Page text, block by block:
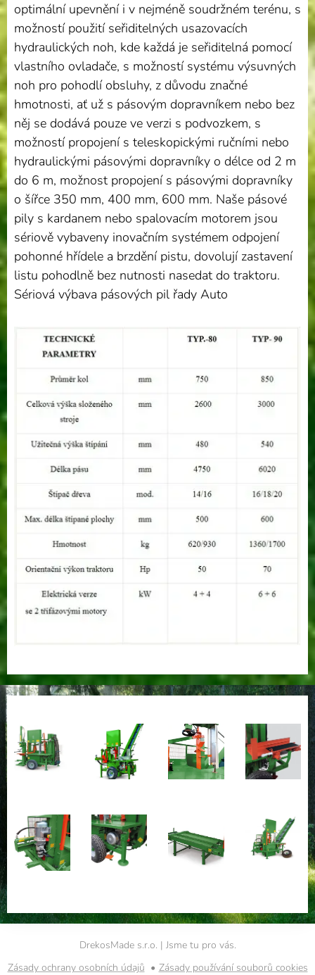
optimální upevnění i v nejméně soudržném terénu, s
možností použití seřiditelných usazovacích
hydraulických noh, kde každá je seřiditelná pomocí
vlastního ovladače, s možností systému výsuvných
noh pro pohodlí obsluhy, z důvodu značné
hmotnosti, ať už s pásovým dopravníkem nebo bez
něj se dodává pouze ve verzi s podvozkem, s
možností propojení s teleskopickými ručními nebo
hydraulickými pásovými dopravníky o délce od 2 m
do 6 m, možnost propojení s pásovými dopravníky
o šířce 350 mm, 400 mm, 600 mm. Naše pásové
pily s kardanem nebo spalovacím motorem jsou
sériově vybaveny inovačním systémem odpojení
pohonné hřídele a brzdění pistu, dovolují zastavení
listu pohodlně bez nutnosti nasedat do traktoru.
Sériová výbava pásových pil řady Auto
DrekosMade s.r.o. | Jsme tu pro vás.
Zásady ochrany osobních údajů
Zásady používání souborů cookies